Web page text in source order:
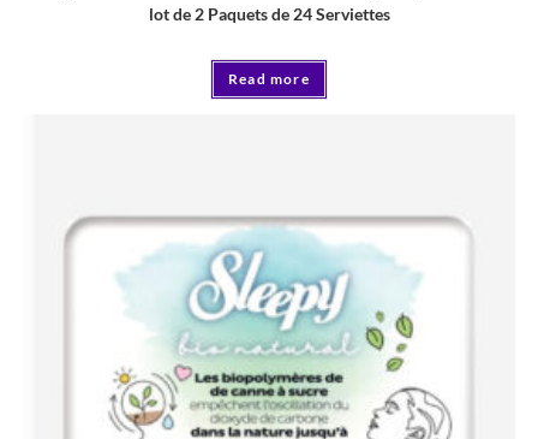
lot de 2 Paquets de 24 Serviettes
Read more